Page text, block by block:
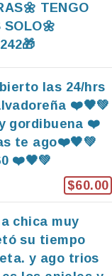
TENGO
SOLO🌼
las 24/hrs
❤️🖤💚
gordibuena ❤️
te ago❤️🖤💚
❤️🖤💚
$60.00
chica muy
su tiempo
y ago trios